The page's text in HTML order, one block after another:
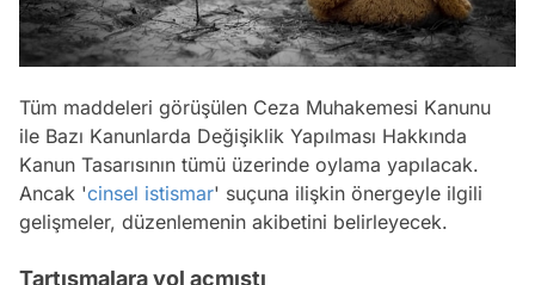
Tüm maddeleri görüşülen Ceza Muhakemesi Kanunu
ile Bazı Kanunlarda Değişiklik Yapılması Hakkında
Kanun Tasarısının tümü üzerinde oylama yapılacak.
Ancak 'cinsel istismar' suçuna ilişkin önergeyle ilgili
gelişmeler, düzenlemenin akibetini belirleyecek.
Tartışmalara yol açmıştı